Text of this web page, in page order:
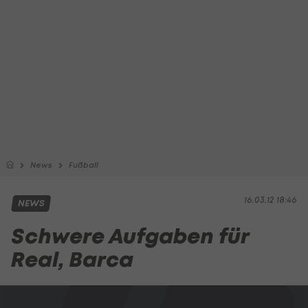
News Fußball
16.03.12 18:46
NEWS
Schwere Aufgaben für
Real, Barca